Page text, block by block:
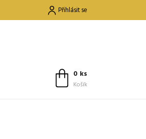
Přihlásit se
0 ks
Košík